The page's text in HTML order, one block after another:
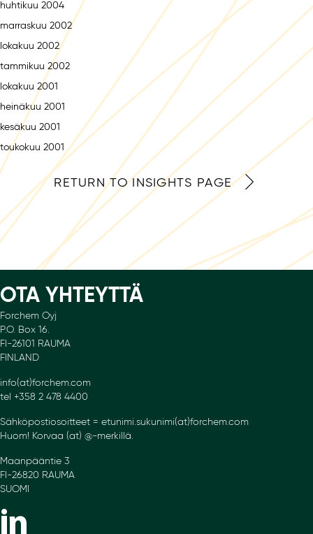
huhtikuu 2004
marraskuu 2002
lokakuu 2002
tammikuu 2002
lokakuu 2001
heinäkuu 2001
kesäkuu 2001
toukokuu 2001
RETURN TO INSIGHTS PAGE
OTA YHTEYTTÄ
Forchem Oyj
P.O. Box 16.
FI-26101 RAUMA
FINLAND
info(at)forchem.com
tel +358 2 478 4400
Sähköpostiosoitteet = etunimi.sukunimi(at)forchem.com
Huom! Korvaa (at) @-merkillä.
Maanpääntie 3
FI-26820 RAUMA
SUOMI